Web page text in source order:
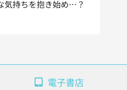
気持ちを抱き始め…？
電子書店